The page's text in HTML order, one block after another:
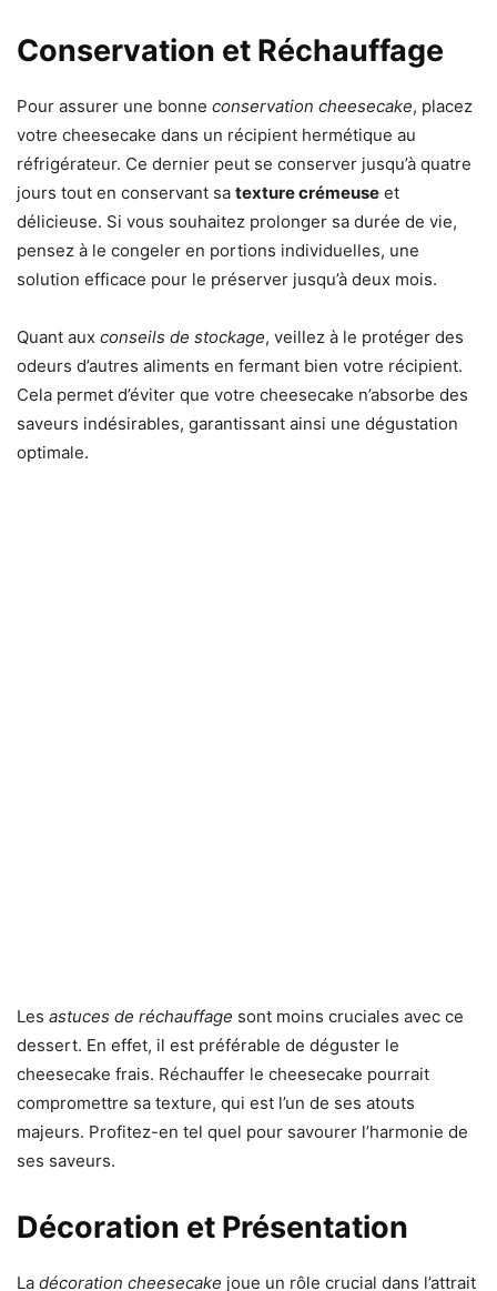
Conservation et Réchauffage
Pour assurer une bonne conservation cheesecake, placez
votre cheesecake dans un récipient hermétique au
réfrigérateur. Ce dernier peut se conserver jusqu’à quatre
jours tout en conservant sa texture crémeuse et
délicieuse. Si vous souhaitez prolonger sa durée de vie,
pensez à le congeler en portions individuelles, une
solution efficace pour le préserver jusqu’à deux mois.
Quant aux conseils de stockage, veillez à le protéger des
odeurs d’autres aliments en fermant bien votre récipient.
Cela permet d’éviter que votre cheesecake n’absorbe des
saveurs indésirables, garantissant ainsi une dégustation
optimale.
Les astuces de réchauffage sont moins cruciales avec ce
dessert. En effet, il est préférable de déguster le
cheesecake frais. Réchauffer le cheesecake pourrait
compromettre sa texture, qui est l’un de ses atouts
majeurs. Profitez-en tel quel pour savourer l’harmonie de
ses saveurs.
Décoration et Présentation
La décoration cheesecake joue un rôle crucial dans l’attrait